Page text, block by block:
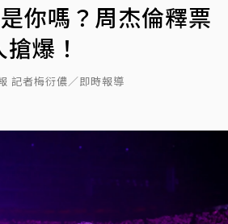
你嗎？周杰倫釋票
爆！
記者梅衍儂／即時報導